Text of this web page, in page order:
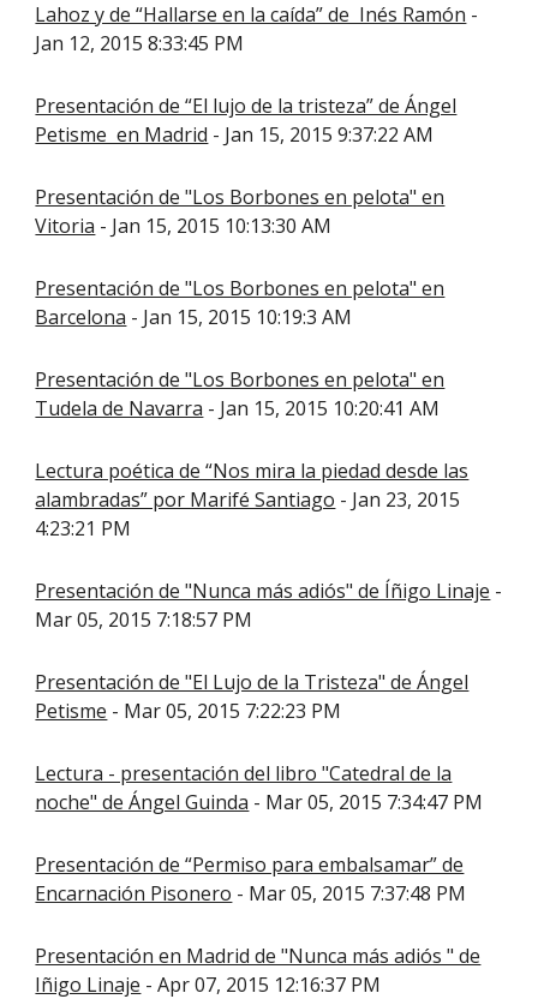
Lahoz y de “Hallarse en la caída” de Inés Ramón -
Jan 12, 2015 8:33:45 PM
Presentación de “El lujo de la tristeza” de Ángel
Petisme en Madrid - Jan 15, 2015 9:37:22 AM
Presentación de "Los Borbones en pelota" en
Vitoria - Jan 15, 2015 10:13:30 AM
Presentación de "Los Borbones en pelota" en
Barcelona - Jan 15, 2015 10:19:3 AM
Presentación de "Los Borbones en pelota" en
Tudela de Navarra - Jan 15, 2015 10:20:41 AM
Lectura poética de “Nos mira la piedad desde las
alambradas” por Marifé Santiago - Jan 23, 2015
4:23:21 PM
Presentación de "Nunca más adiós" de Íñigo Linaje -
Mar 05, 2015 7:18:57 PM
Presentación de "El Lujo de la Tristeza" de Ángel
Petisme - Mar 05, 2015 7:22:23 PM
Lectura - presentación del libro "Catedral de la
noche" de Ángel Guinda - Mar 05, 2015 7:34:47 PM
Presentación de “Permiso para embalsamar” de
Encarnación Pisonero - Mar 05, 2015 7:37:48 PM
Presentación en Madrid de "Nunca más adiós " de
Iñigo Linaje - Apr 07, 2015 12:16:37 PM